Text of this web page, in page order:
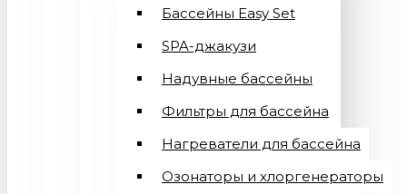
Бассейны Easy Set
SPA-джакузи
Надувные бассейны
Фильтры для бассейна
Нагреватели для бассейна
Озонаторы и хлоргенераторы